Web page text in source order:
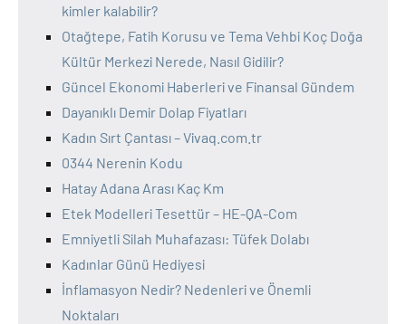
kimler kalabilir?
Otağtepe, Fatih Korusu ve Tema Vehbi Koç Doğa
Kültür Merkezi Nerede, Nasıl Gidilir?
Güncel Ekonomi Haberleri ve Finansal Gündem
Dayanıklı Demir Dolap Fiyatları
Kadın Sırt Çantası – Vivaq.com.tr
0344 Nerenin Kodu
Hatay Adana Arası Kaç Km
Etek Modelleri Tesettür – HE-QA-Com
Emniyetli Silah Muhafazası: Tüfek Dolabı
Kadınlar Günü Hediyesi
İnflamasyon Nedir? Nedenleri ve Önemli
Noktaları